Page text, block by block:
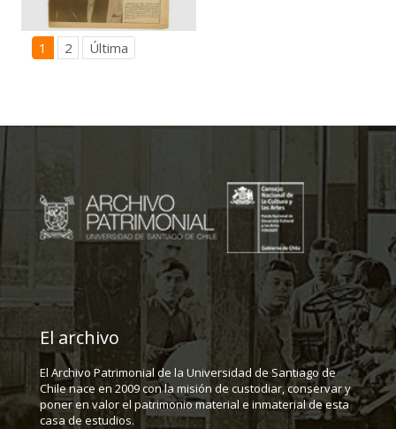
1 2 Última
El archivo
El Archivo Patrimonial de la Universidad de Santiago de
Chile nace en 2009 con la misión de custodiar, conservar y
poner en valor el patrimonio material e inmaterial de esta
casa de estudios.